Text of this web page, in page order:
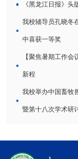
《黑龙江日报》
我校辅导员孔晓冬
中喜获一等奖
【聚焦暑期工作
新程
我校举办中国畜牧
暨第十八次学术研